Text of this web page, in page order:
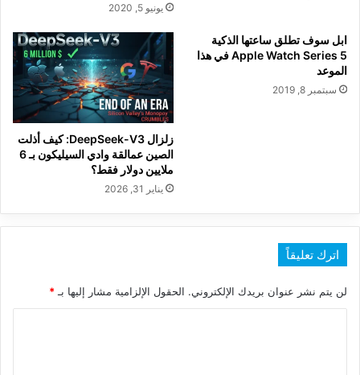
يونيو 5, 2020
ابل سوف تطلق ساعتها الذكية
Apple Watch Series 5 في هذا
الموعد
سبتمبر 8, 2019
زلزال DeepSeek-V3: كيف أذلت
الصين عمالقة وادي السيليكون بـ 6
ملايين دولار فقط؟
يناير 31, 2026
اترك تعليقاً
لن يتم نشر عنوان بريدك الإلكتروني. الحقول الإلزامية مشار إليها بـ*